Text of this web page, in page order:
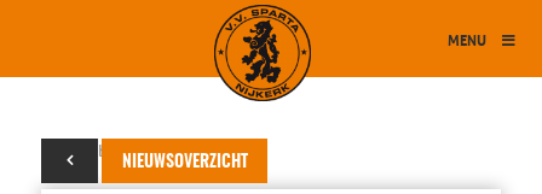
MENU
NIEUWSOVERZICHT
16 oktober 2023